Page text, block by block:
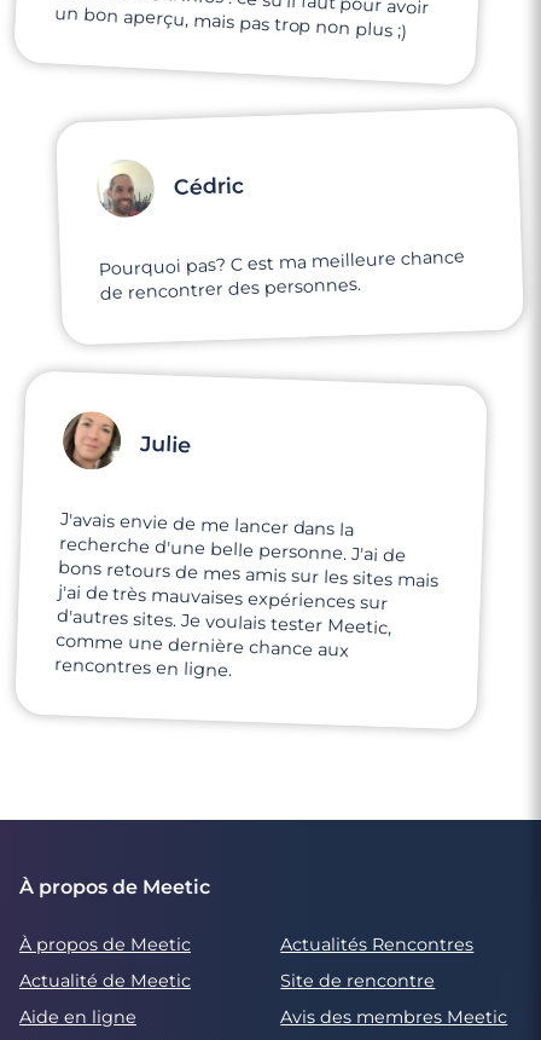
un bon aperçu, mais pas trop non plus ;)
Cédric
Pourquoi pas? C est ma meilleure chance
de rencontrer des personnes.
Julie
J'avais envie de me lancer dans la
recherche d'une belle personne. J'ai de
bons retours de mes amis sur les sites mais
j'ai de très mauvaises expériences sur
d'autres sites. Je voulais tester Meetic,
comme une dernière chance aux
rencontres en ligne.
À propos de Meetic
À propos de Meetic
Actualités Rencontres
Actualité de Meetic
Site de rencontre
Aide en ligne
Avis des membres Meetic